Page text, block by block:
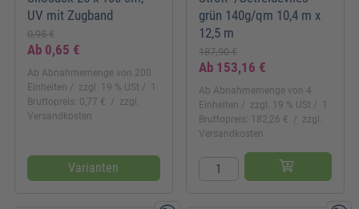
UV mit Zugband
0,95 €
Ab 0,65 €
Ab Abnahmemenge von 200
Einheiten
zzgl. 19 % USt
1
Bruttopreis: 0,77 €
zzgl.
Versandkosten
Varianten
grün 140g/qm 10,4 m x
12,5 m
187,90 €
Ab 153,16 €
Ab Abnahmemenge von 4
Einheiten
zzgl. 19 % USt
1
Bruttopreis: 182,26 €
zzgl.
Versandkosten